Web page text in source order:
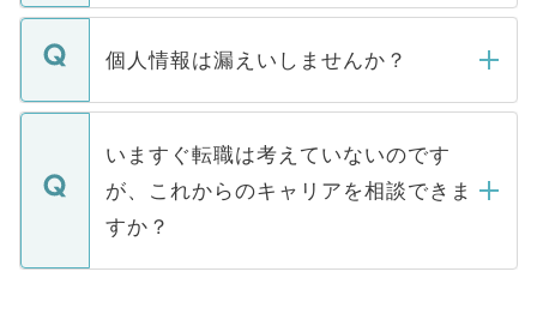
ません。
■応募殺到を避けるため 人気のある医療機
関を公にしてしまうと、応募が殺到する場
に、医療機関が求める条件に合った人材の
みを人材紹介会社に依頼するケースが増え
ています。
転職・入職を強要することは一切ありませ
ん。また、仮に応募先から内定をいただい
定を承諾する必要はありません。内定先へ
の辞退の連絡はキャリアパートナーが行い
個人情報は漏えいしませんか？
個人情報が漏えいすることはありませんの
で、ご安心ください。当サイトからの登録
などで収集したご登録者様の個人情報は、
ご本人のキャリアアップおよび転職活動の
支援を目的に使用いたします。お預かりし
ているすべての個人データはご本人の許可
いますぐ転職は考えていないのです
が、これからのキャリアを相談できま
すか？